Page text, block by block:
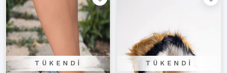
TÜKENDI TÜKENDI